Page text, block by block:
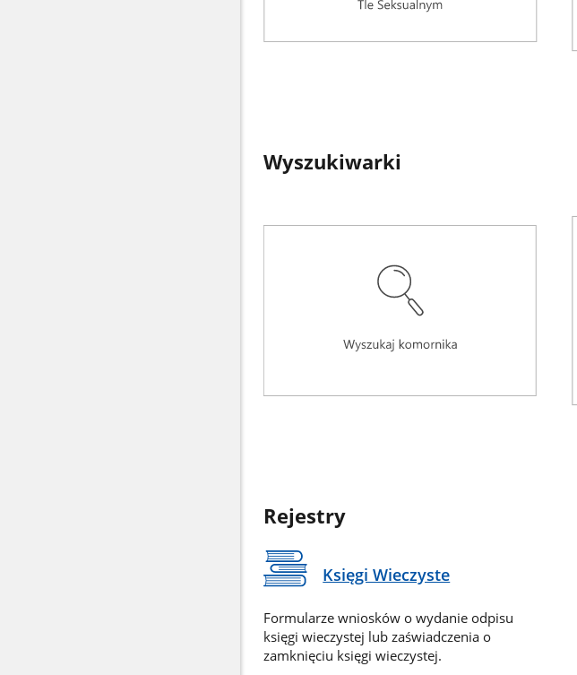
Wyszukiwarki
Rejestry
Księgi Wieczyste
Formularze wniosków o wydanie odpisu
księgi wieczystej lub zaświadczenia o
zamknięciu księgi wieczystej.